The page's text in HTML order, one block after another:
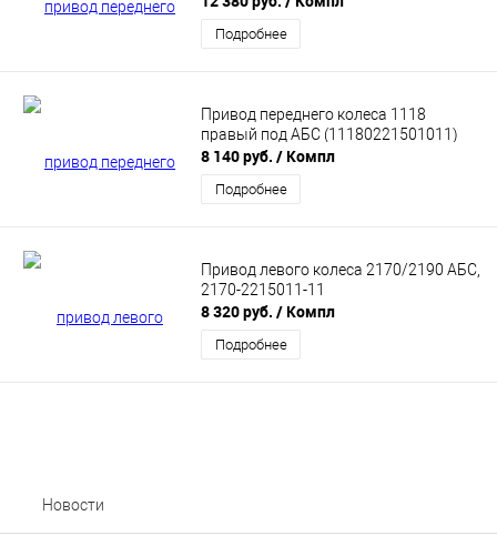
Подробнее
Привод переднего колеса 1118
правый под АБС (11180221501011)
8 140 руб. / Компл
Подробнее
Привод левого колеса 2170/2190 АБС,
2170-2215011-11
8 320 руб. / Компл
Подробнее
Новости